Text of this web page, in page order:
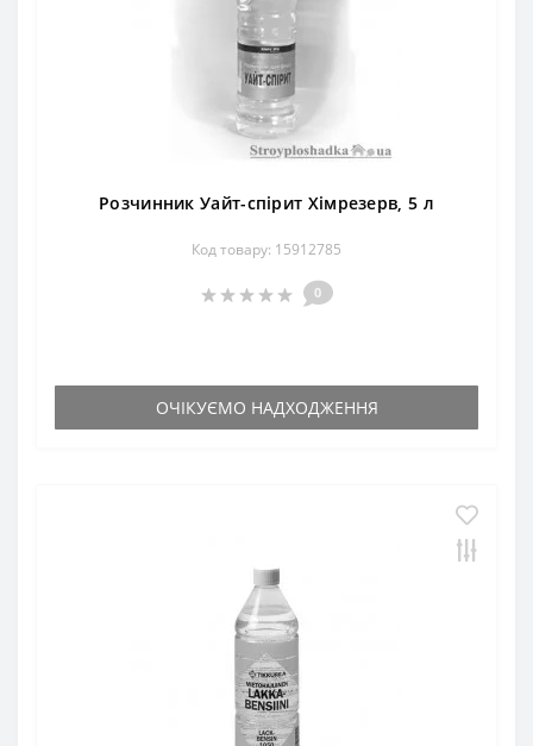
Розчинник Уайт-спірит Хімрезерв, 5 л
Код товару: 15912785
0
ОЧІКУЄМО НАДХОДЖЕННЯ